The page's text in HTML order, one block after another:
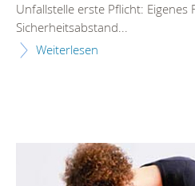
Unfallstelle erste Pflicht:
Sicherheitsabstand...
Weiterlesen